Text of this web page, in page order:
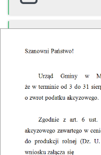
GOPS
DRUKI